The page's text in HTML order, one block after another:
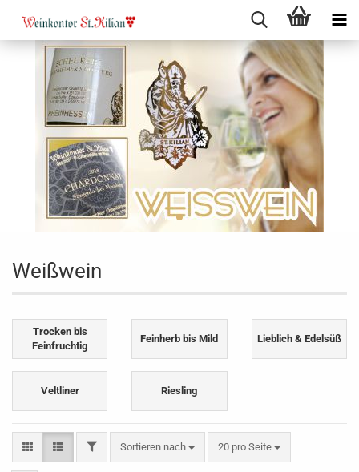
Weißwein
Trocken bis
Feinfruchtig
Feinherb bis Mild Lieblich & Edelsüß
Veltliner Riesling
FILTERSortieren nach
Sortieren nach 20 pro Seite
pro Seite